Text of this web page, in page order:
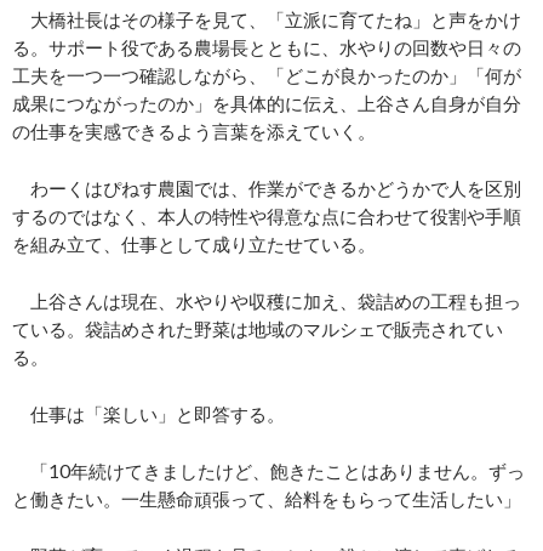
大橋社長はその様子を見て、「立派に育てたね」と声をかけ
る。サポート役である農場長とともに、水やりの回数や日々の
工夫を一つ一つ確認しながら、「どこが良かったのか」「何が
成果につながったのか」を具体的に伝え、上谷さん自身が自分
の仕事を実感できるよう言葉を添えていく。
わーくはぴねす農園では、作業ができるかどうかで人を区別
するのではなく、本人の特性や得意な点に合わせて役割や手順
を組み立て、仕事として成り立たせている。
上谷さんは現在、水やりや収穫に加え、袋詰めの工程も担っ
ている。袋詰めされた野菜は地域のマルシェで販売されてい
る。
仕事は「楽しい」と即答する。
「10年続けてきましたけど、飽きたことはありません。ずっ
と働きたい。一生懸命頑張って、給料をもらって生活したい」